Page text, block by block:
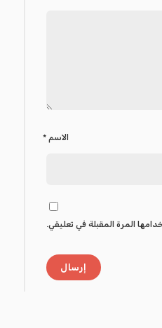
الاسم *
المرة المقبلة في تعليقي.